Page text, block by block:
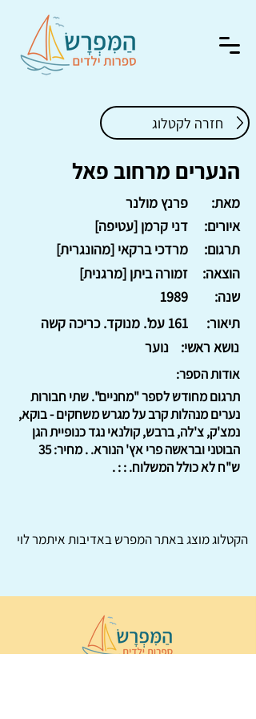
חזרה לקטלוג
הנערים מרחוב פאל
פרנץ מולנר
מאת:
דני קרמן [עטיפה]
איורים:
מרדכי ברקאי [מהונגרית]
תרגום:
זמורה ביתן [מרגנית]
הוצאה:
1989
שנה:
161 עמ'. מנוקד. כריכה קשה
תיאור:
נוער
נושא ראשי:
אודות הספר:
תרגום מחודש לספר "מחניים". שתי חבורות
נערים מנהלות קרב על מגרש משחקים - בוקא,
נמצ'ק, צ'לה, ברבש, קולנאי נגד כנופיית הגן
הבוטני ובראשה פרי אץ' הנורא. . מחיר: 35
ש"ח לא כולל המשלוח. : : .
הקטלוג מוצג באתרהמפרשבאדיבות איתמר לוי